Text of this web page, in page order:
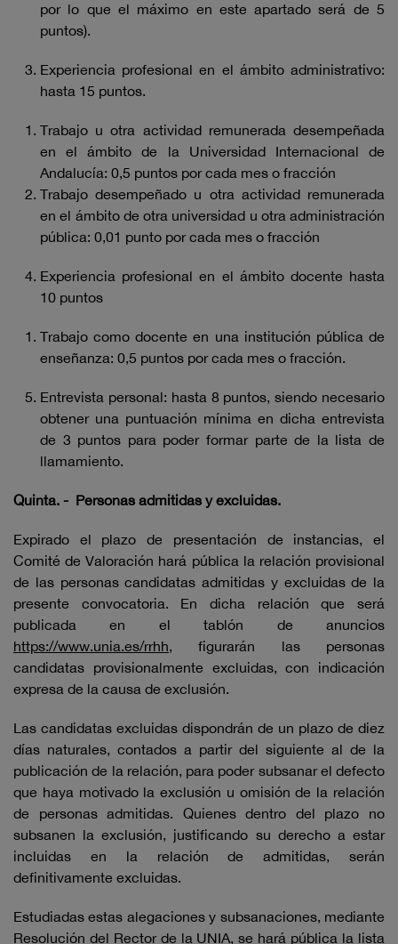
por lo que el máximo en este apartado será de 5
puntos).
Experiencia profesional en el ámbito administrativo:
hasta 15 puntos.
Trabajo u otra actividad remunerada desempeñada
en el ámbito de la Universidad Internacional de
Andalucía: 0,5 puntos por cada mes o fracción
Trabajo desempeñado u otra actividad remunerada
en el ámbito de otra universidad u otra administración
pública: 0,01 punto por cada mes o fracción
Experiencia profesional en el ámbito docente hasta
10 puntos
Trabajo como docente en una institución pública de
enseñanza: 0,5 puntos por cada mes o fracción.
Entrevista personal: hasta 8 puntos, siendo necesario
obtener una puntuación mínima en dicha entrevista
de 3 puntos para poder formar parte de la lista de
llamamiento.
Quinta. - Personas admitidas y excluidas.
Expirado el plazo de presentación de instancias, el
Comité de Valoración hará pública la relación provisional
de las personas candidatas admitidas y excluidas de la
presente convocatoria. En dicha relación que será
publicada en el tablón de anuncios
https://www.unia.es/rrhh, figurarán las personas
candidatas provisionalmente excluidas, con indicación
expresa de la causa de exclusión.
Las candidatas excluidas dispondrán de un plazo de diez
días naturales, contados a partir del siguiente al de la
publicación de la relación, para poder subsanar el defecto
que haya motivado la exclusión u omisión de la relación
de personas admitidas. Quienes dentro del plazo no
subsanen la exclusión, justificando su derecho a estar
incluidas en la relación de admitidas, serán
definitivamente excluidas.
Estudiadas estas alegaciones y subsanaciones, mediante
Resolución del Rector de la UNIA, se hará pública la lista